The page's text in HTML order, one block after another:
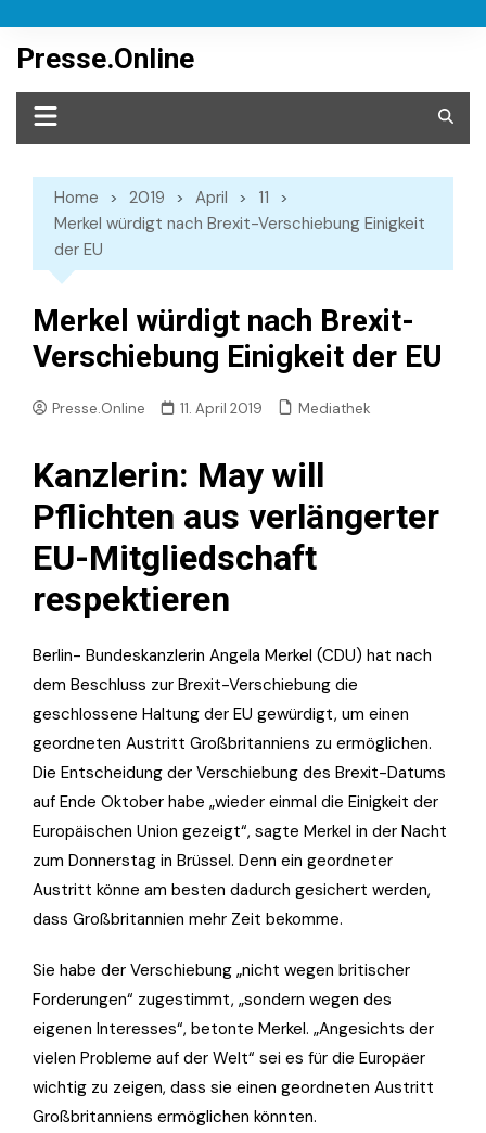
content
Presse.Online
Home 2019 April
11
Merkel würdigt nach Brexit-Verschiebung Einigkeit
der EU
Merkel würdigt nach Brexit-
Verschiebung Einigkeit der EU
Presse.Online 11. April 2019 Mediathek
Kanzlerin: May will
Pflichten aus verlängerter
EU-Mitgliedschaft
respektieren
Berlin- Bundeskanzlerin Angela Merkel (CDU) hat nach
dem Beschluss zur Brexit-Verschiebung die
geschlossene Haltung der EU gewürdigt, um einen
geordneten Austritt Großbritanniens zu ermöglichen.
Die Entscheidung der Verschiebung des Brexit-Datums
auf Ende Oktober habe „wieder einmal die Einigkeit der
Europäischen Union gezeigt“, sagte Merkel in der Nacht
zum Donnerstag in Brüssel. Denn ein geordneter
Austritt könne am besten dadurch gesichert werden,
dass Großbritannien mehr Zeit bekomme.
Sie habe der Verschiebung „nicht wegen britischer
Forderungen“ zugestimmt, „sondern wegen des
eigenen Interesses“, betonte Merkel. „Angesichts der
vielen Probleme auf der Welt“ sei es für die Europäer
wichtig zu zeigen, dass sie einen geordneten Austritt
Großbritanniens ermöglichen könnten.